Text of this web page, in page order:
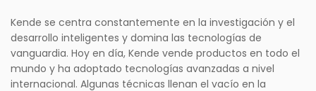
Kende se centra constantemente en la investigación y el
desarrollo inteligentes y domina las tecnologías de
vanguardia. Hoy en día, Kende vende productos en todo el
mundo y ha adoptado tecnologías avanzadas a nivel
internacional. Algunas técnicas llenan el vacío en la